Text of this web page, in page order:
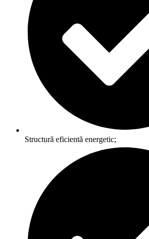
Structură eficientă energetic;